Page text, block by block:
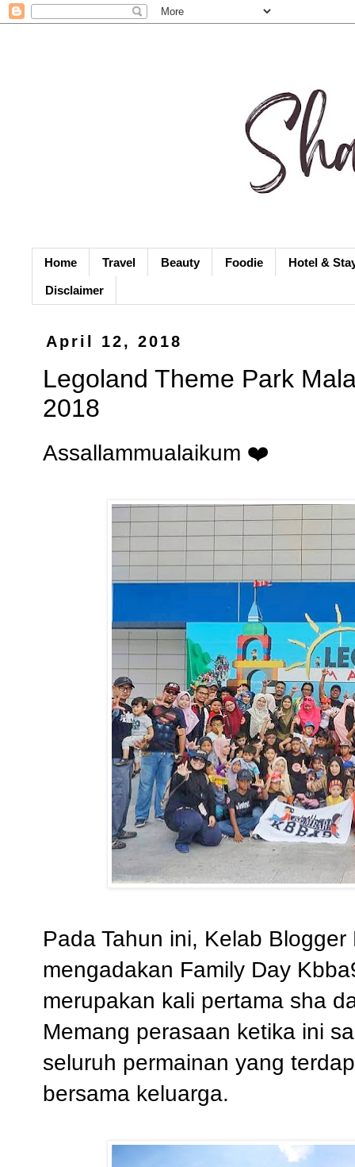
Home Travel Beauty Foodie Hotel &
Disclaimer
April 12, 2018
Legoland Theme Park
2018
Assallammualaikum ❤️
Pada Tahun ini, Kelab
mengadakan Family Day
merupakan kali pertama sha
Memang perasaan ketika ini
seluruh permainan yang
bersama keluarga.